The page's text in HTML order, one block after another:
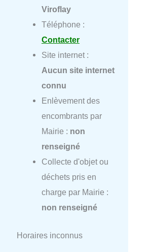
Viroflay
Téléphone :
Contacter
Site internet :
Aucun site internet
connu
Enlèvement des
encombrants par
Mairie : non
renseigné
Collecte d'objet ou
déchets pris en
charge par Mairie :
non renseigné
Horaires inconnus